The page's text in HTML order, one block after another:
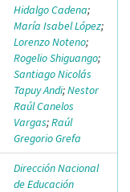
Hidalgo Cadena;
María Isabel López;
Lorenzo Noteno;
Rogelio Shiguango;
Santiago Nicolás
Tapuy Andi;Nestor
Raúl Canelos
Vargas;Raúl
Gregorio Grefa
Dirección Nacional
de Educación